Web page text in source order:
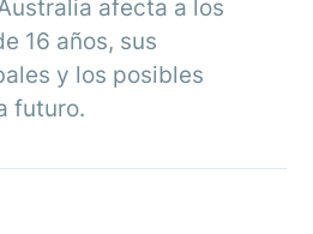
afecta a los
16 años, sus
y los posibles
futuro.